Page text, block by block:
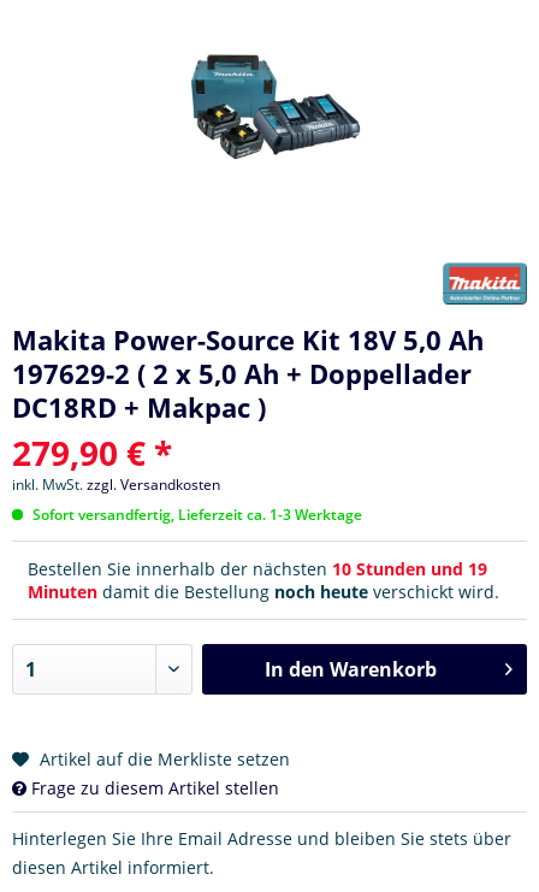
Makita Power-Source Kit 18V 5,0 Ah
197629-2 ( 2 x 5,0 Ah + Doppellader
DC18RD + Makpac )
279,90 € *
inkl. MwSt.zzgl. Versandkosten
Sofort versandfertig, Lieferzeit ca. 1-3 Werktage
Bestellen Sie innerhalb der nächsten 10 Stunden und 19
Minuten damit die Bestellung noch heute verschickt wird.
In den Warenkorb
Artikel auf die Merkliste setzen
Frage zu diesem Artikel stellen
Hinterlegen Sie Ihre Email Adresse und bleiben Sie stets über
diesen Artikel informiert.